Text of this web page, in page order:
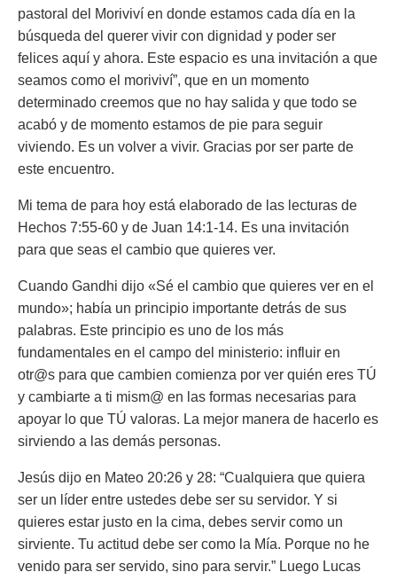
pastoral del Moriviví en donde estamos cada día en la
búsqueda del querer vivir con dignidad y poder ser
felices aquí y ahora. Este espacio es una invitación a que
seamos como el moriviví”, que en un momento
determinado creemos que no hay salida y que todo se
acabó y de momento estamos de pie para seguir
viviendo. Es un volver a vivir. Gracias por ser parte de
este encuentro.
Mi tema de para hoy está elaborado de las lecturas de
Hechos 7:55-60 y de Juan 14:1-14. Es una invitación
para que seas el cambio que quieres ver.
Cuando Gandhi dijo «Sé el cambio que quieres ver en el
mundo»; había un principio importante detrás de sus
palabras. Este principio es uno de los más
fundamentales en el campo del ministerio: influir en
otr@s para que cambien comienza por ver quién eres TÚ
y cambiarte a ti mism@ en las formas necesarias para
apoyar lo que TÚ valoras. La mejor manera de hacerlo es
sirviendo a las demás personas.
Jesús dijo en Mateo 20:26 y 28: “Cualquiera que quiera
ser un líder entre ustedes debe ser su servidor. Y si
quieres estar justo en la cima, debes servir como un
sirviente. Tu actitud debe ser como la Mía. Porque no he
venido para ser servido, sino para servir.” Luego Lucas